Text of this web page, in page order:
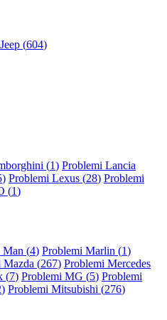
(604)
(1) Problemi Lancia
) Problemi Lexus (28) Problemi
(1)
Man (4) Problemi Marlin (1)
Mazda (267) Problemi Mercedes
(7) Problemi MG (5) Problemi
) Problemi Mitsubishi (276)